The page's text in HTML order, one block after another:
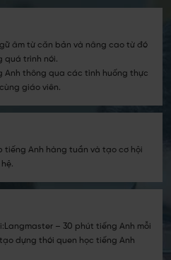
âm từ căn bản và nâng cao từ đó
quá trình nói.
Anh thông qua các tình huống thực
giáo viên.
tiếng Anh hàng tuần và tạo cơ hội
Langmaster – 30 phút tiếng Anh mỗi
dựng thói quen học tiếng Anh